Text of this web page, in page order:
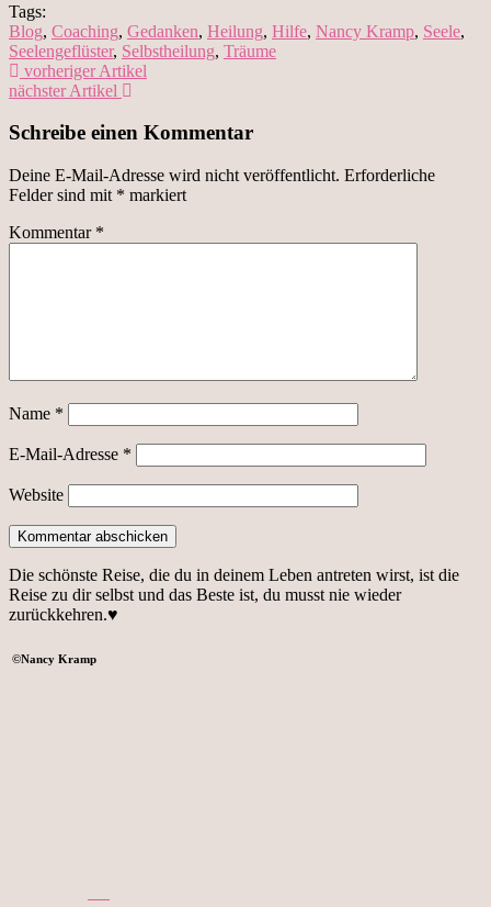
Tags:
Blog, Coaching, Gedanken, Heilung, Hilfe, Nancy Kramp, Seele,
Seelengeflüster, Selbstheilung, Träume
vorheriger Artikel
nächster Artikel
Schreibe einen Kommentar
Deine E-Mail-Adresse wird nicht veröffentlicht. Erforderliche
Felder sind mit * markiert
Kommentar *
Name *
E-Mail-Adresse *
Website
Die schönste Reise, die du in deinem Leben antreten wirst, ist die
Reise zu dir selbst und das Beste ist, du musst nie wieder
zurückkehren.♥
©Nancy Kramp